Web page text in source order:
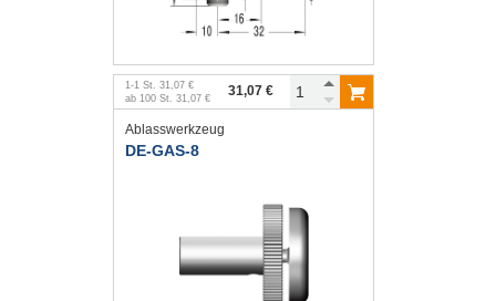
1 -1 St. 31,07 €
ab 100 St. 31,07 € 31,07 €
Ablasswerkzeug
DE-GAS-8